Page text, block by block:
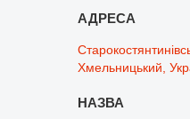
Хмельницький,